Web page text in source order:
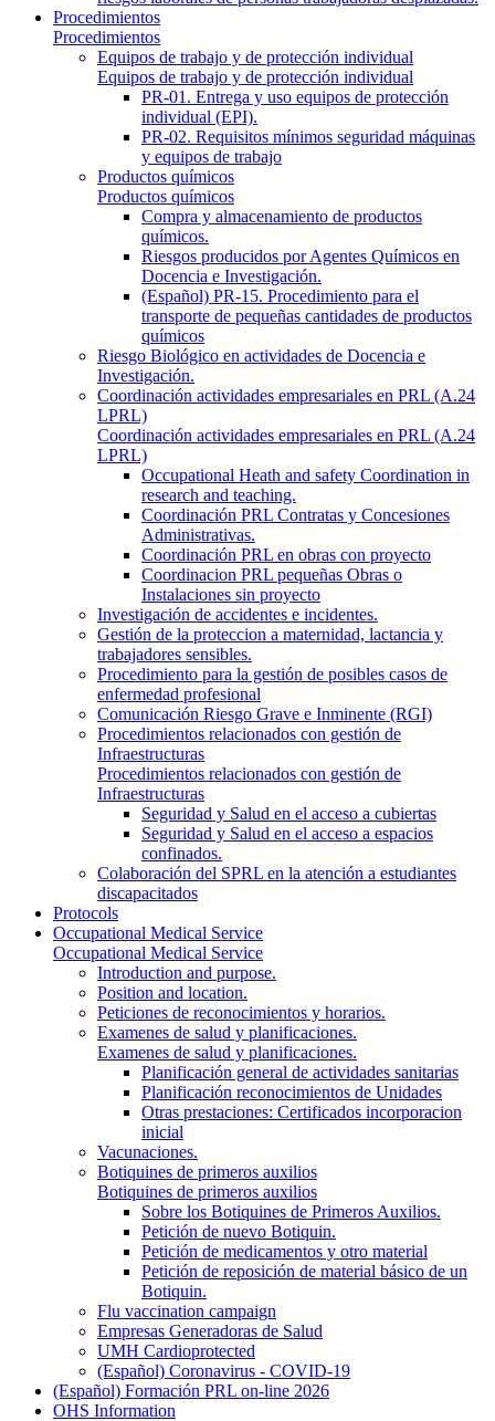
Procedimientos
Procedimientos
Equipos de trabajo y de protección individual
Equipos de trabajo y de protección individual
PR-01. Entrega y uso equipos de protección
individual (EPI).
PR-02. Requisitos mínimos seguridad máquinas
y equipos de trabajo
Productos químicos
Productos químicos
Compra y almacenamiento de productos
químicos.
Riesgos producidos por Agentes Químicos en
Docencia e Investigación.
(Español) PR-15. Procedimiento para el
transporte de pequeñas cantidades de productos
químicos
Riesgo Biológico en actividades de Docencia e
Investigación.
Coordinación actividades empresariales en PRL (A.24
LPRL)
Coordinación actividades empresariales en PRL (A.24
LPRL)
Occupational Heath and safety Coordination in
research and teaching.
Coordinación PRL Contratas y Concesiones
Administrativas.
Coordinación PRL en obras con proyecto
Coordinacion PRL pequeñas Obras o
Instalaciones sin proyecto
Investigación de accidentes e incidentes.
Gestión de la proteccion a maternidad, lactancia y
trabajadores sensibles.
Procedimiento para la gestión de posibles casos de
enfermedad profesional
Comunicación Riesgo Grave e Inminente (RGI)
Procedimientos relacionados con gestión de
Infraestructuras
Procedimientos relacionados con gestión de
Infraestructuras
Seguridad y Salud en el acceso a cubiertas
Seguridad y Salud en el acceso a espacios
confinados.
Colaboración del SPRL en la atención a estudiantes
discapacitados
Protocols
Occupational Medical Service
Occupational Medical Service
Introduction and purpose.
Position and location.
Peticiones de reconocimientos y horarios.
Examenes de salud y planificaciones.
Examenes de salud y planificaciones.
Planificación general de actividades sanitarias
Planificación reconocimientos de Unidades
Otras prestaciones: Certificados incorporacion
inicial
Vacunaciones.
Botiquines de primeros auxilios
Botiquines de primeros auxilios
Sobre los Botiquines de Primeros Auxilios.
Petición de nuevo Botiquin.
Petición de medicamentos y otro material
Petición de reposición de material básico de un
Botiquin.
Flu vaccination campaign
Empresas Generadoras de Salud
UMH Cardioprotected
(Español) Coronavirus - COVID-19
(Español) Formación PRL on-line 2026
OHS Information